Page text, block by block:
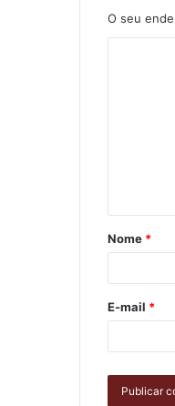
O seu
Nome *
E-mail *